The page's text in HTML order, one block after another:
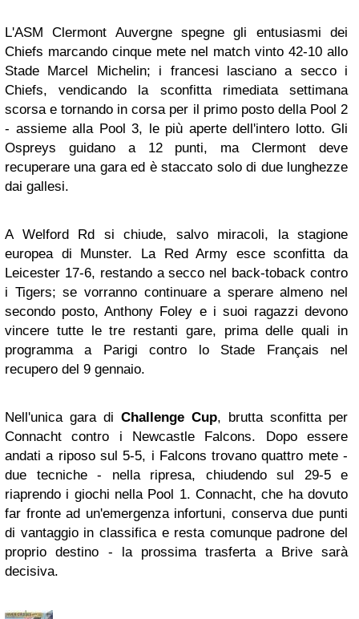
L'ASM Clermont Auvergne spegne gli entusiasmi dei
Chiefs marcando cinque mete nel match vinto 42-10 allo
Stade Marcel Michelin; i francesi lasciano a secco i
Chiefs, vendicando la sconfitta rimediata settimana
scorsa e tornando in corsa per il primo posto della Pool 2
- assieme alla Pool 3, le più aperte dell'intero lotto. Gli
Ospreys guidano a 12 punti, ma Clermont deve
recuperare una gara ed è staccato solo di due lunghezze
dai gallesi.
A Welford Rd si chiude, salvo miracoli, la stagione
europea di Munster. La Red Army esce sconfitta da
Leicester 17-6, restando a secco nel back-toback contro
i Tigers; se vorranno continuare a sperare almeno nel
secondo posto, Anthony Foley e i suoi ragazzi devono
vincere tutte le tre restanti gare, prima delle quali in
programma a Parigi contro lo Stade Français nel
recupero del 9 gennaio.
Nell'unica gara di Challenge Cup, brutta sconfitta per
Connacht contro i Newcastle Falcons. Dopo essere
andati a riposo sul 5-5, i Falcons trovano quattro mete -
due tecniche - nella ripresa, chiudendo sul 29-5 e
riaprendo i giochi nella Pool 1. Connacht, che ha dovuto
far fronte ad un'emergenza infortuni, conserva due punti
di vantaggio in classifica e resta comunque padrone del
proprio destino - la prossima trasferta a Brive sarà
decisiva.